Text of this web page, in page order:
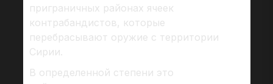
приграничных районах ячеек
контрабандистов, которые
перебрасывают оружие с территории
Сирии.
В определенной степени это